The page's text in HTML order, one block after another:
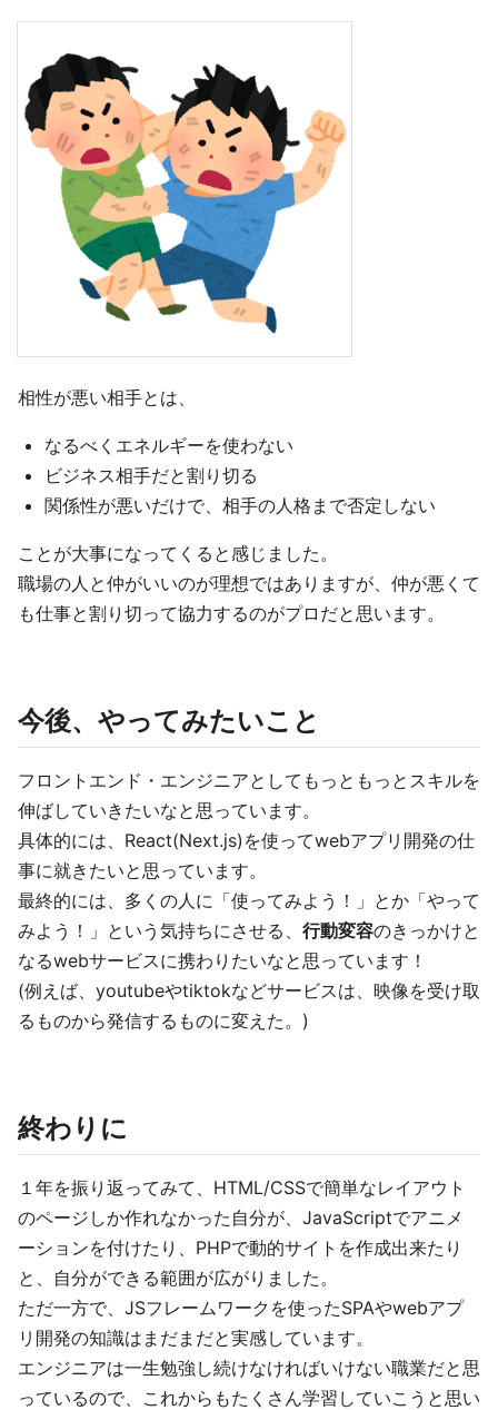
相性が悪い相手とは、
なるべくエネルギーを使わない
ビジネス相手だと割り切る
関係性が悪いだけで、相手の人格まで否定しない
ことが大事になってくると感じました。
職場の人と仲がいいのが理想ではありますが、仲が悪くて
も仕事と割り切って協力するのがプロだと思います。
今後、やってみたいこと
フロントエンド・エンジニアとしてもっともっとスキルを
伸ばしていきたいなと思っています。
具体的には、React(Next.js)を使ってwebアプリ開発の仕
事に就きたいと思っています。
最終的には、多くの人に「使ってみよう！」とか「やって
みよう！」という気持ちにさせる、 行動変容のきっかけと
なるwebサービスに携わりたいなと思っています！
(例えば、youtubeやtiktokなどサービスは、映像を受け取
るものから発信するものに変えた。)
終わりに
１年を振り返ってみて、HTML/CSSで簡単なレイアウト
のページしか作れなかった自分が、JavaScriptでアニメ
ーションを付けたり、PHPで動的サイトを作成出来たり
と、自分ができる範囲が広がりました。
ただ一方で、JSフレームワークを使ったSPAやwebアプ
リ開発の知識はまだまだと実感しています。
エンジニアは一生勉強し続けなければいけない職業だと思
っているので、これからもたくさん学習していこうと思い